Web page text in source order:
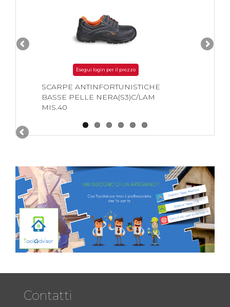
Esegui login per il prezzo
SCARPE ANTINFORTUNISTICHE
BASSE PELLE NERA(S3)C/LAM
MIS.40
Contatti